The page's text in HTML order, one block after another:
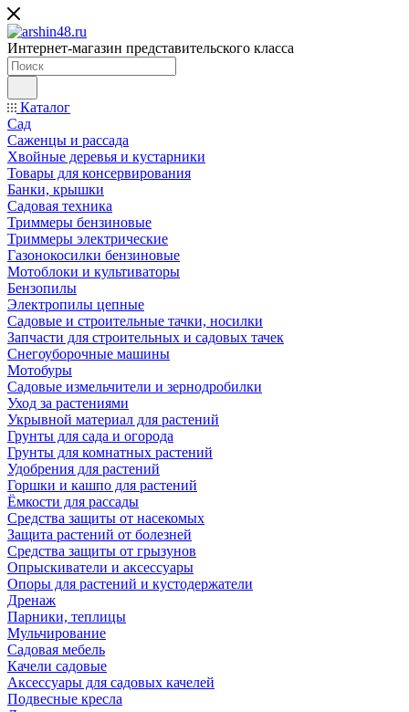
Интернет-магазин представительского класса
Каталог
Сад
Саженцы и рассада
Хвойные деревья и кустарники
Товары для консервирования
Банки, крышки
Садовая техника
Триммеры бензиновые
Триммеры электрические
Газонокосилки бензиновые
Мотоблоки и культиваторы
Бензопилы
Электропилы цепные
Садовые и строительные тачки, носилки
Запчасти для строительных и садовых тачек
Снегоуборочные машины
Мотобуры
Садовые измельчители и зернодробилки
Уход за растениями
Укрывной материал для растений
Грунты для сада и огорода
Грунты для комнатных растений
Удобрения для растений
Горшки и кашпо для растений
Ёмкости для рассады
Средства защиты от насекомых
Защита растений от болезней
Средства защиты от грызунов
Опрыскиватели и аксессуары
Опоры для растений и кустодержатели
Дренаж
Парники, теплицы
Мульчирование
Садовая мебель
Качели садовые
Аксессуары для садовых качелей
Подвесные кресла